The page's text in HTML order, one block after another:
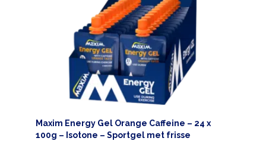
Maxim Energy Gel Orange Caffeine – 24 x
100g – Isotone – Sportgel met frisse